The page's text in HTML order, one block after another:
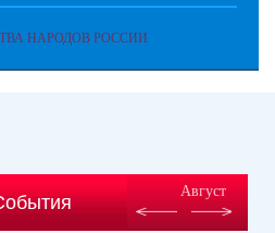
НАРОДОВ РОССИИ
Август